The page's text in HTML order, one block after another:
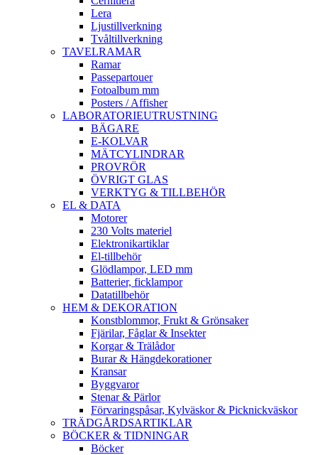
Lera
Ljustillverkning
Tvåltillverkning
TAVELRAMAR
Ramar
Passepartouer
Fotoalbum mm
Posters / Affisher
LABORATORIEUTRUSTNING
BÄGARE
E-KOLVAR
MÄTCYLINDRAR
PROVRÖR
ÖVRIGT GLAS
VERKTYG & TILLBEHÖR
EL & DATA
Motorer
230 Volts materiel
Elektronikartiklar
El-tillbehör
Glödlampor, LED mm
Batterier, ficklampor
Datatillbehör
HEM & DEKORATION
Konstblommor, Frukt & Grönsaker
Fjärilar, Fåglar & Insekter
Korgar & Trälådor
Burar & Hängdekorationer
Kransar
Byggvaror
Stenar & Pärlor
Förvaringspåsar, Kylväskor & Picknickväskor
TRÄDGÅRDSARTIKLAR
BÖCKER & TIDNINGAR
Böcker